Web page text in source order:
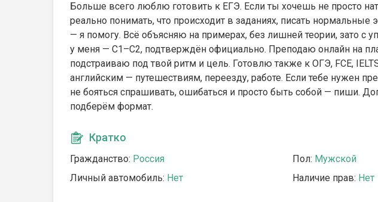
Больше всего люблю готовить к ЕГЭ. Если ты хочешь не просто
реально понимать, что происходит в заданиях, писать нормальные
— я помогу. Всё объясняю на примерах, без лишней теории, зато с
у меня — С1–С2, подтверждён официально. Преподаю онлайн на
подстраиваю под твой ритм и цель. Готовлю также к ОГЭ, FCE,
английским — путешествиям, переезду, работе. Если тебе нужен
не бояться спрашивать, ошибаться и просто быть собой — пиши.
подберём формат.
Кратко
Гражданство: Россия Пол: Мужской
Личный автомобиль: Нет Наличие прав: Нет